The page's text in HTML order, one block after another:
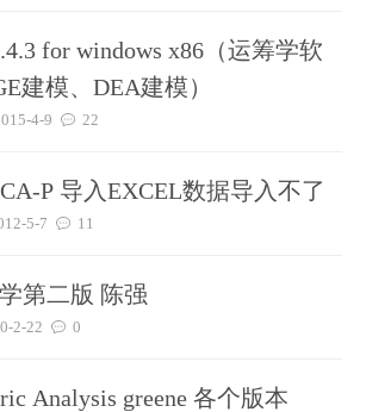
for windows x86（运筹学软
建模、DEA建模）
4-9 22
P 导入EXCEL数据导入不了
5-7 11
高级计量经济学第二版 陈强
2-22 0
Econometric Analysis greene 各个版本